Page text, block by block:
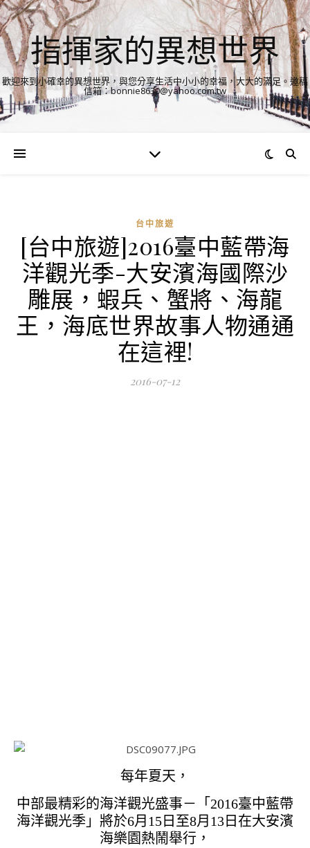
指揮家的異想世界
歡迎來到小確幸的異想世界，與您分享生活中小小的幸福，大大的滿足。邀稿
信箱：bonnie8630@yahoo.com.tw
台中旅遊
[台中旅遊]2016臺中藍帶海
洋觀光季-大安濱海國際沙
雕展，蝦兵、蟹將、海龍
王，海底世界故事人物通通
在這裡!
2016-07-12
每年夏天，
中部最精彩的海洋觀光盛事－「2016臺中藍帶
海洋觀光季」將於6月15日至8月13日在大安濱
海樂園熱鬧舉行，